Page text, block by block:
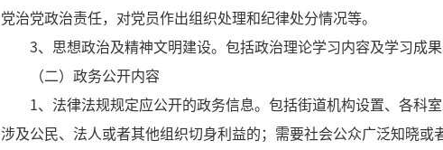
党治党政治责任，对党员作出组织处理和纪律处分情况等。
3、思想政治及精神文明建设。包括政治理论学习内容及学习成
（二）政务公开内容
1、法律法规规定应公开的政务信息。包括街道机构设置、各科
涉及公民、法人或者其他组织切身利益的；需要社会公众广泛知晓或